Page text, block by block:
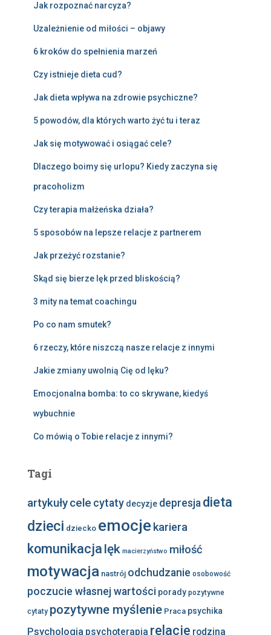
Jak rozpoznać narcyza?
Uzależnienie od miłości – objawy
6 kroków do spełnienia marzeń
Czy istnieje dieta cud?
Jak dieta wpływa na zdrowie psychiczne?
5 powodów, dla których warto żyć tu i teraz
Jak się motywować i osiągać cele?
Dlaczego boimy się urlopu? Kiedy zaczyna się
pracoholizm
Czy terapia małżeńska działa?
5 sposobów na lepsze relacje z partnerem
Jak przeżyć rozstanie?
Skąd się bierze lęk przed bliskością?
3 mity na temat coachingu
Po co nam smutek?
6 rzeczy, które niszczą nasze relacje z innymi
Jakie zmiany uwolnią Cię od lęku?
Emocjonalna bomba: to co skrywane, kiedyś
wybuchnie
Co mówią o Tobie relacje z innymi?
Tagi
artykułycele cytaty decyzje depresja dieta
dzieci dziecko emocje kariera
komunikacja lęk macierzyństwo miłość
motywacja nastrój odchudzanie osobowość
poczucie własnej wartości porady pozytywne
cytaty pozytywne myślenie Praca psychika
Psychologia psychoterapia relacje rodzina